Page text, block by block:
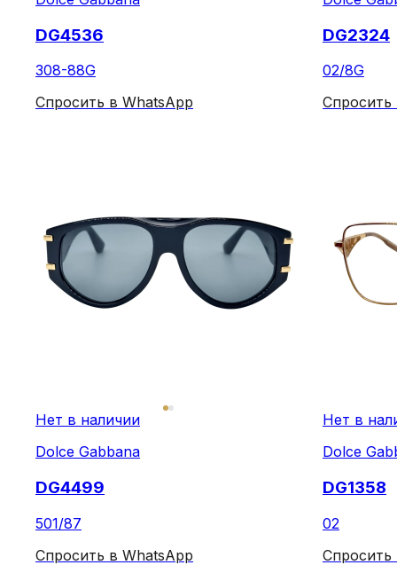
DG4536
308-88G
Спросить в WhatsApp
DG2324
02/8G
Спросить
Нет в наличии
Dolce Gabbana
DG4499
501/87
Спросить в WhatsApp
Нет в
Dolce
DG1358
02
Спросить